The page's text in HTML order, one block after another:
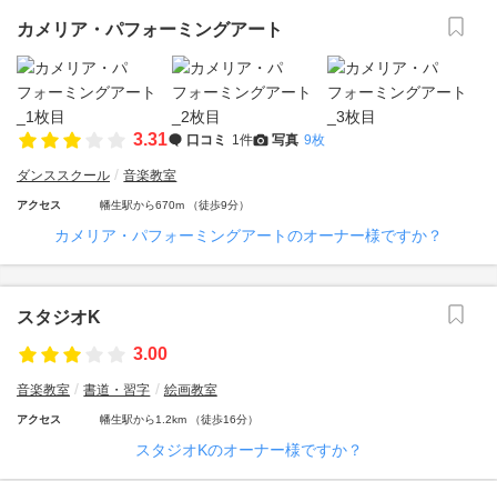
カメリア・パフォーミングアート
3.31 口コミ 1件 写真 9枚
ダンススクール 音楽教室
アクセス 幡生駅から670m （徒歩9分）
カメリア・パフォーミングアートのオーナー様ですか？
スタジオK
3.00
音楽教室 書道・習字 絵画教室
アクセス 幡生駅から1.2km （徒歩16分）
スタジオKのオーナー様ですか？